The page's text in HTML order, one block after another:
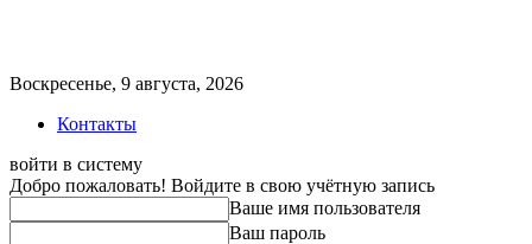
Воскресенье, 9 августа, 2026
Контакты
войти в систему
Добро пожаловать! Войдите в свою учётную запись
Ваше имя пользователя
Ваш пароль